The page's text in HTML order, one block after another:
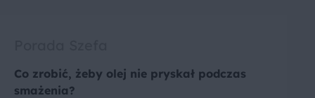
Co zrobić, żeby olej nie pryskał podczas
smażenia?